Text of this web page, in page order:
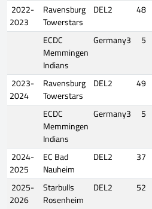
2022-
2023
Ravensburg
Towerstars
DEL2 48
ECDC
Memmingen
Indians
Germany3 5
2023-
2024
Ravensburg
Towerstars
DEL2 49
ECDC
Memmingen
Indians
Germany3 5
2024-
2025
EC Bad
Nauheim
DEL2 37
2025-
2026
Starbulls
Rosenheim
DEL2 52